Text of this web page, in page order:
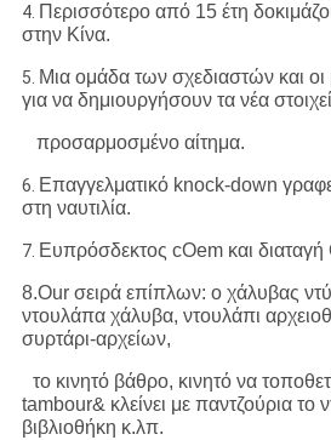
4. Περισσότερο από 15 έτη
στην Κίνα.
5. Μια ομάδα των σχεδιαστών και οι
για να δημιουργήσουν τα νέα
προσαρμοσμένο αίτημα.
6. Επαγγελματικό knock-down
στη ναυτιλία.
7. Ευπρόσδεκτος cOem και διαταγή
8.Our σειρά επίπλων: ο χάλυβας
ντουλάπα χάλυβα, ντουλάπι
συρτάρι-αρχείων,
το κινητό βάθρο, κινητό να
tambour& κλείνει με παντζούρια το
βιβλιοθήκη κ.λπ.